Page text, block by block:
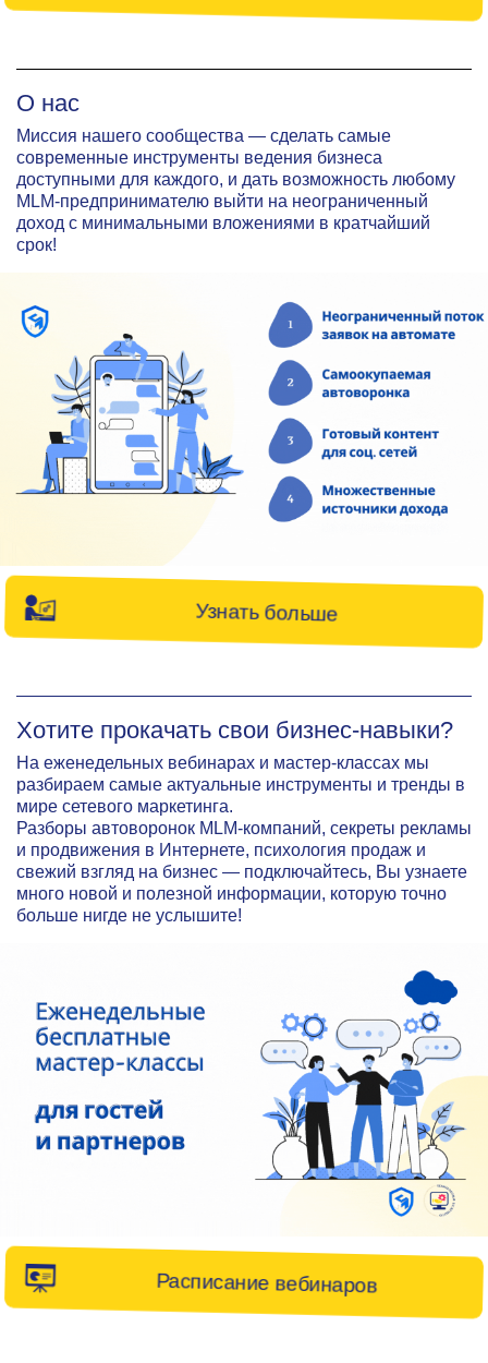
О нас
Миссия нашего сообщества — сделать самые
современные инструменты ведения бизнеса
доступными для каждого, и дать возможность любому
MLM-предпринимателю выйти на неограниченный
доход с минимальными вложениями в кратчайший
срок!
Узнать больше
Хотите прокачать свои бизнес-навыки?
На еженедельных вебинарах и мастер-классах мы
разбираем самые актуальные инструменты и тренды в
мире сетевого маркетинга.
Разборы автоворонок MLM-компаний, секреты рекламы
и продвижения в Интернете, психология продаж и
свежий взгляд на бизнес — подключайтесь, Вы узнаете
много новой и полезной информации, которую точно
больше нигде не услышите!
Расписание вебинаров